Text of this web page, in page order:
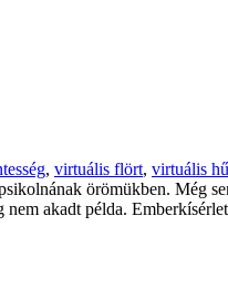
, virtuális flört, virtuális
örömükben. Még
akadt példa.